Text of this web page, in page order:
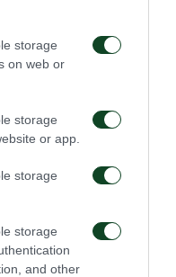
storage
on web or
storage
or app.
storage
storage
and other
υπέγραψε το
μετά την Τρίπολη
πολλές απόψεις
Λαμπρόπουλος,
(46′
Αραούχο.